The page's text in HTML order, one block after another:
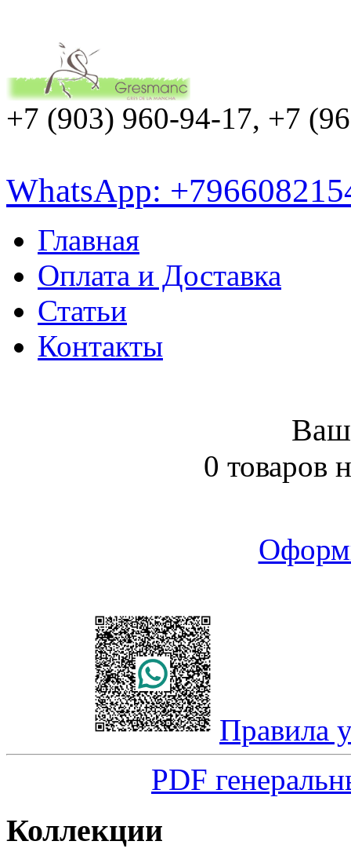
+7 (903) 960-94-17, +7
WhatsApp:
Главная
Оплата и Доставка
Статьи
Контакты
0 товаров
Правила
PDF
Коллекции